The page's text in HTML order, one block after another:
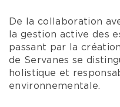
De la collaboration
la gestion active des
passant par la
de Servanes se
holistique et
environnementale.